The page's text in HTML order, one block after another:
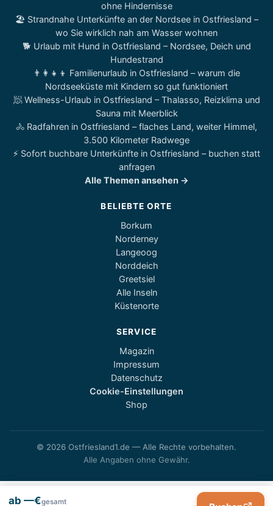
ab —€gesamt
ohne Hindernisse
🏖️ Strandnahe Unterkünfte an der Nordsee in Ostfriesland –
wo Sie wirklich nah am Wasser wohnen
🐕 Urlaub mit Hund in Ostfriesland – Nordsee, Deich und
Hundestrand
👨‍👩‍👧‍👦 Familienurlaub in Ostfriesland – warum die
Nordseeküste mit Kindern so gut funktioniert
🧖 Wellness-Urlaub in Ostfriesland – Thalasso, Reizklima und
Sauna mit Meerblick
🚴 Radfahren in Ostfriesland – flaches Land, weiter Himmel,
3.500 Kilometer Radwege
⚡ Sofort buchbare Unterkünfte in Ostfriesland – buchen statt
anfragen
Alle Themen ansehen →
BELIEBTE ORTE
Borkum
Norderney
Langeoog
Norddeich
Greetsiel
Alle Inseln
Küstenorte
SERVICE
Magazin
Impressum
Datenschutz
Cookie-Einstellungen
Shop
© 2026 Ostfriesland1.de — Alle Rechte vorbehalten.
Alle Angaben ohne Gewähr.